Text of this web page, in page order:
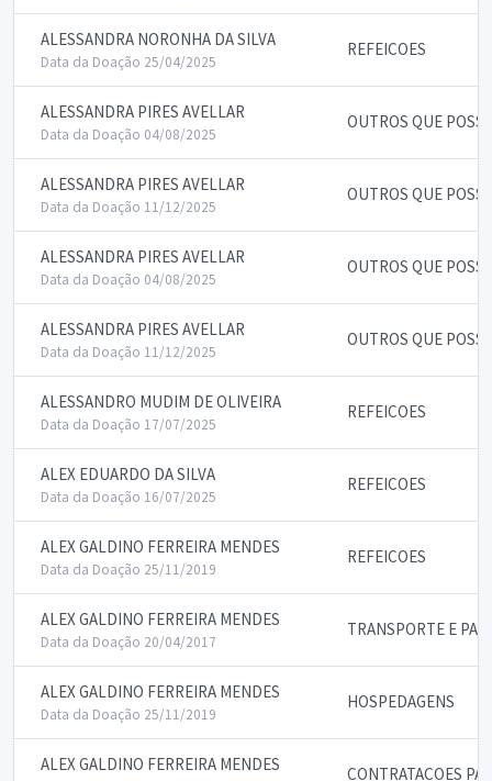
ALESSANDRA NORONHA DA SILVA
Data da Doação 25/04/2025
REFEICOES
ALESSANDRA PIRES AVELLAR
Data da Doação 04/08/2025
OUTROS QUE
ALESSANDRA PIRES AVELLAR
Data da Doação 11/12/2025
OUTROS QUE
ALESSANDRA PIRES AVELLAR
Data da Doação 04/08/2025
OUTROS QUE
ALESSANDRA PIRES AVELLAR
Data da Doação 11/12/2025
OUTROS QUE
ALESSANDRO MUDIM DE OLIVEIRA
Data da Doação 17/07/2025
REFEICOES
ALEX EDUARDO DA SILVA
Data da Doação 16/07/2025
REFEICOES
ALEX GALDINO FERREIRA MENDES
Data da Doação 25/11/2019
REFEICOES
ALEX GALDINO FERREIRA MENDES
Data da Doação 20/04/2017
TRANSPORTE E
ALEX GALDINO FERREIRA MENDES
Data da Doação 25/11/2019
HOSPEDAGENS
ALEX GALDINO FERREIRA MENDES CONTRATACOES